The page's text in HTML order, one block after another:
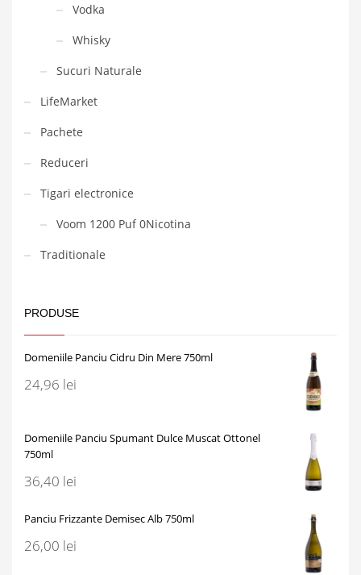
Vodka
Whisky
Sucuri Naturale
LifeMarket
Pachete
Reduceri
Tigari electronice
Voom 1200 Puf 0Nicotina
Traditionale
PRODUSE
Domeniile Panciu Cidru Din Mere 750ml
24,96 lei
Domeniile Panciu Spumant Dulce Muscat Ottonel
750ml
36,40 lei
Panciu Frizzante Demisec Alb 750ml
26,00 lei